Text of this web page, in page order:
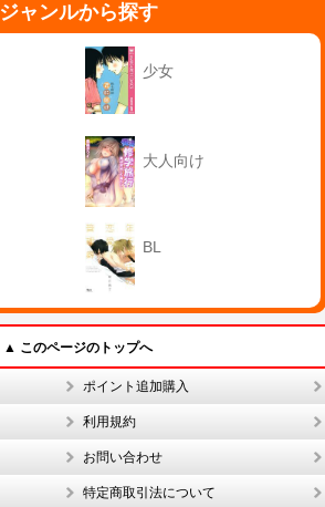
ジャンルから探す
少女
大人向け
BL
▲ このページのトップへ
ポイント追加購入
利用規約
お問い合わせ
特定商取引法について